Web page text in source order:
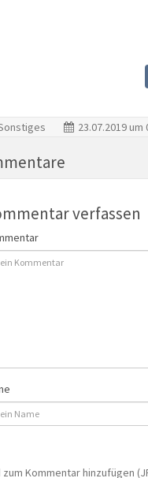
23.07.2019 um
verfassen
zum Kommentar hinzufügen